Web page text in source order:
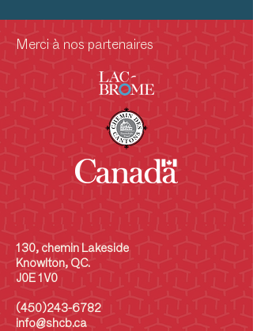
Merci à nos partenaires
130, chemin Lakeside
Knowlton, QC.
J0E 1V0
(450)243-6782
info@shcb.ca